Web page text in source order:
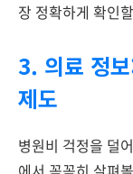
장 정확하게 확인
3. 의료 정
제도
병원비 걱정을 덜